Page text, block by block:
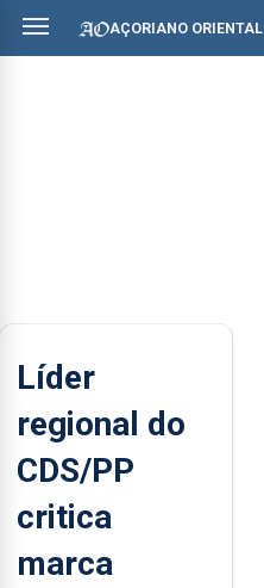
AÇORIANO ORIENTAL
Líder
regional do
CDS/PP
critica
marca